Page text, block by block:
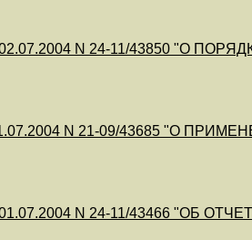
N 24-11/43850 "О
N 21-09/43685 "О
N 24-11/43466 "ОБ